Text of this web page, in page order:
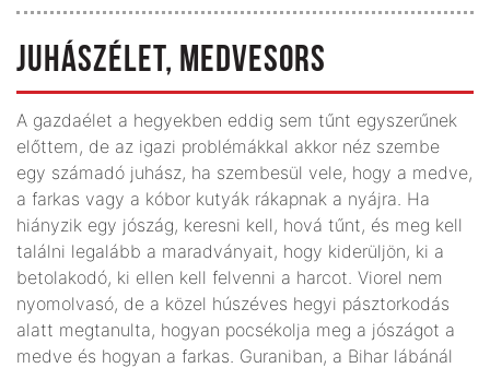
JUHÁSZÉLET, MEDVESORS
A gazdaélet a hegyekben eddig sem tűnt egyszerűnek
előttem, de az igazi problémákkal akkor néz szembe
egy számadó juhász, ha szembesül vele, hogy a medve,
a farkas vagy a kóbor kutyák rákapnak a nyájra. Ha
hiányzik egy jószág, keresni kell, hová tűnt, és meg kell
találni legalább a maradványait, hogy kiderüljön, ki a
betolakodó, ki ellen kell felvenni a harcot. Viorel nem
nyomolvasó, de a közel húszéves hegyi pásztorkodás
alatt megtanulta, hogyan pocsékolja meg a jószágot a
medve és hogyan a farkas. Guraniban, a Bihar lábánál